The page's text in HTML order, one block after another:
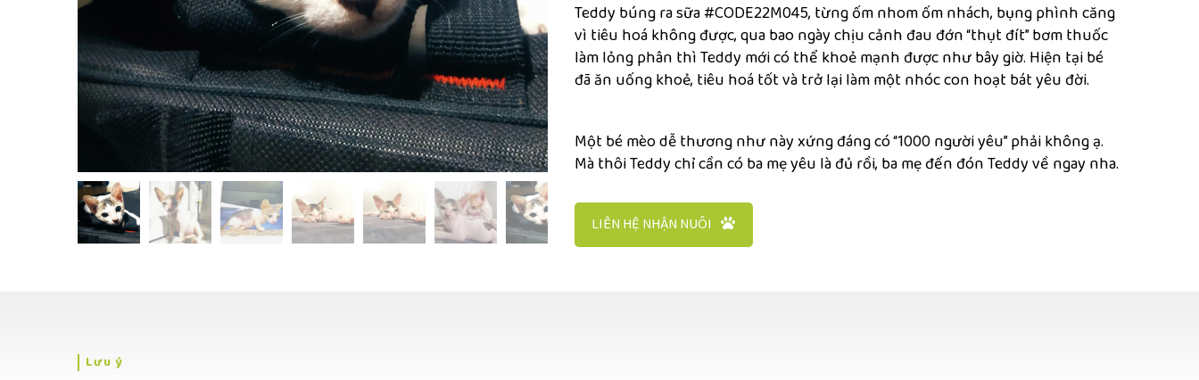
Teddy búng ra sữa #CODE22M045, từng ốm nhom ốm nhách, bụng phình căng
vì tiêu hoá không được, qua bao ngày chịu cảnh đau đớn “thụt đít” bơm thuốc
làm lỏng phân thì Teddy mới có thể khoẻ mạnh được như bây giờ. Hiện tại bé
đã ăn uống khoẻ, tiêu hoá tốt và trở lại làm một nhóc con hoạt bát yêu đời.
Một bé mèo dễ thương như này xứng đáng có “1000 người yêu” phải không ạ.
Mà thôi Teddy chỉ cần có ba mẹ yêu là đủ rồi, ba mẹ đến đón Teddy về ngay nha.
LIÊN HỆ NHẬN NUÔI
Lưu ý